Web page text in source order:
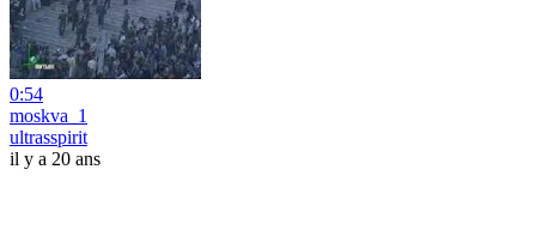
0:54
moskva_1
ultrasspirit
il y a 20 ans